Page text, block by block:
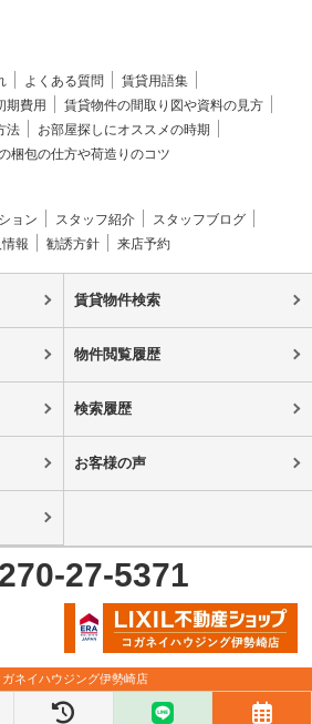
よくある質問
賃貸用語集
期費用
賃貸物件の間取り図や資料の見方
法
お部屋探しにオススメの時期
梱包の仕方や荷造りのコツ
ョン スタッフ紹介
スタッフブログ
報 勧誘方針 来店予約
賃貸物件検索
物件閲覧履歴
検索履歴
お客様の声
27-5371
ネイハウジング伊勢崎店